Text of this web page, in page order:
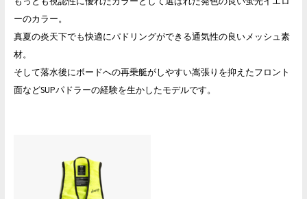
ーのカラー。
真夏の炎天下でも快適にパドリングができる通気性の良いメッシュ素
材。
そして落水後にボードへの再乗艇がしやすい嵩張りを抑えたフロント
面などSUPパドラーの経験を生かしたモデルです。